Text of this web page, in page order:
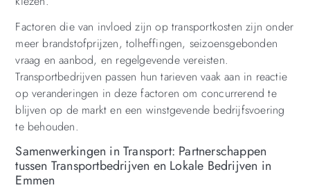
Factoren die van invloed zijn op transportkosten zijn onder
meer brandstofprijzen, tolheffingen, seizoensgebonden
vraag en aanbod, en regelgevende vereisten.
Transportbedrijven passen hun tarieven vaak aan in reactie
op veranderingen in deze factoren om concurrerend te
blijven op de markt en een winstgevende bedrijfsvoering
te behouden.
Samenwerkingen in Transport: Partnerschappen
tussen Transportbedrijven en Lokale Bedrijven in
Emmen